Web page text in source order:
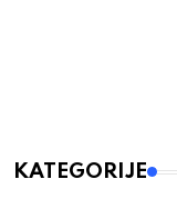
KATEGORIJE